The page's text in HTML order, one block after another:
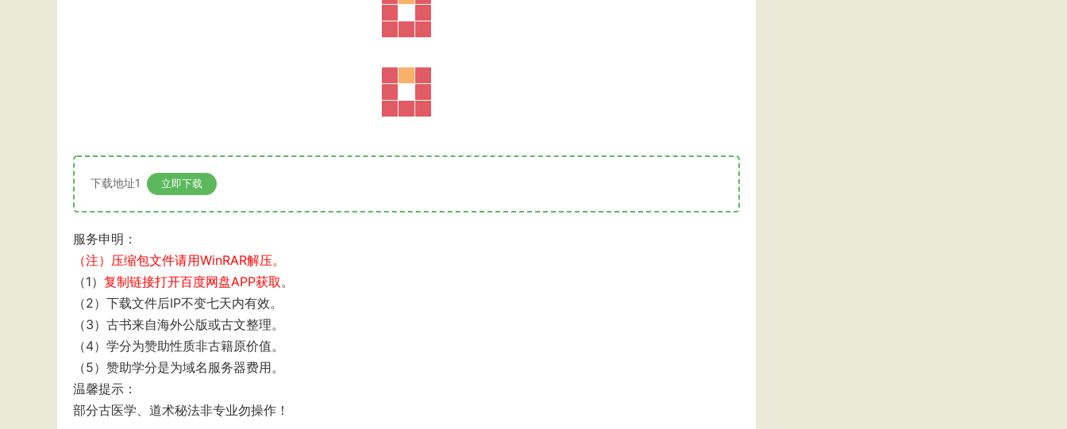
下载地址1 立即下载
服务申明：
（注）压缩包文件请用WinRAR解压。
（1） 复制链接打开百度网盘APP获取。
（2）下载文件后IP不变七天内有效。
（3）古书来自海外公版或古文整理。
（4）学分为赞助性质非古籍原价值。
（5）赞助学分是为域名服务器费用。
温馨提示：
部分古医学、道术秘法非专业勿操作！